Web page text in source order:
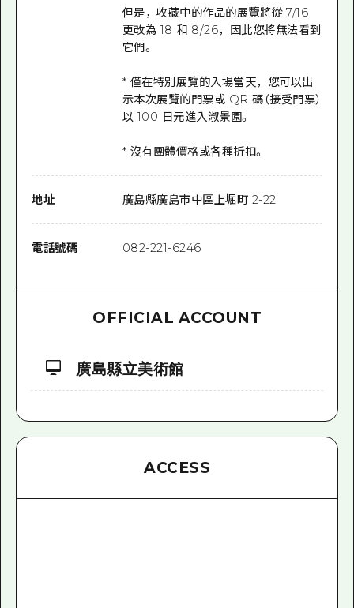
但是，收藏中的作品的展覽將從 7/16
更改為 18 和 8/26，因此您將無法看到
它們。
* 僅在特別展覽的入場當天，您可以出
示本次展覽的門票或 QR 碼（接受門票）
以 100 日元進入淑景園。
* 沒有團體價格或各種折扣。
地址 廣島縣廣島市中區上堀町 2-22
電話號碼 082-221-6246
OFFICIAL ACCOUNT
廣島縣立美術館
ACCESS